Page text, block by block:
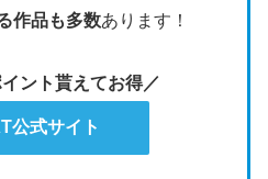
作品も多数あります！
ント貰えてお得／
公式サイト